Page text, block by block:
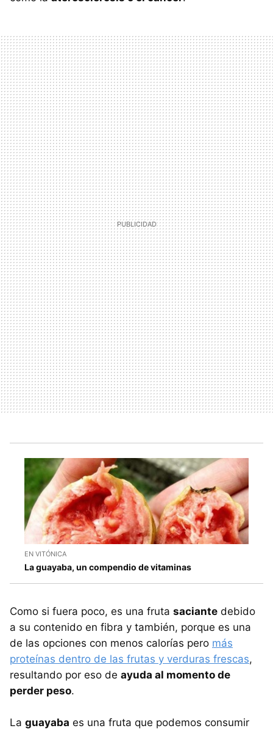
EN VITÓNICA
La guayaba, un compendio de vitaminas
Como si fuera poco, es una fruta saciante debido
a su contenido en fibra y también, porque es una
de las opciones con menos calorías pero más
proteínas dentro de las frutas y verduras frescas,
resultando por eso de ayuda al momento de
perder peso.
La guayaba es una fruta que podemos consumir